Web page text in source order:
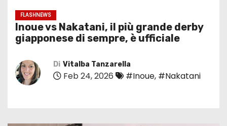
FLASHNEWS
Inoue vs Nakatani, il più grande derby
giapponese di sempre, è ufficiale
Di Vitalba Tanzarella
Feb 24, 2026 #Inoue, #Nakatani